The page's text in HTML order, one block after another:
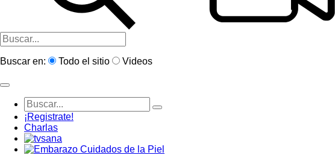
Buscar en: Todo el sitio Videos
¡Registrate!
Charlas